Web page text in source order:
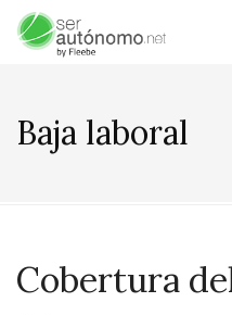
Baja laboral
Cobertura